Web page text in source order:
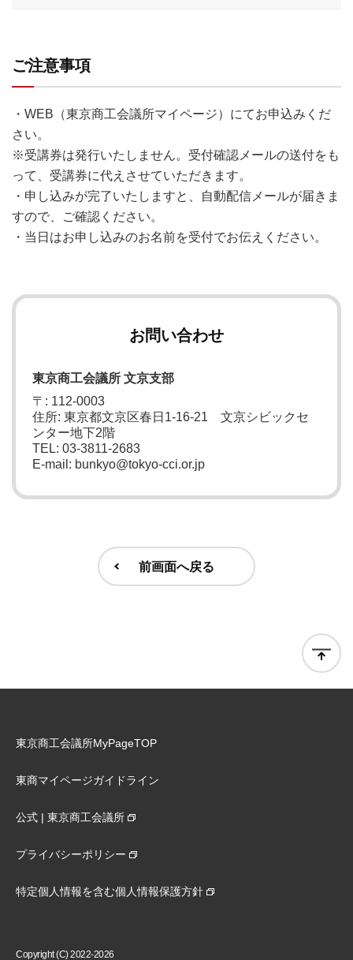
ご注意事項
・WEB（東京商工会議所マイページ）にてお申込みくだ
さい。
※受講券は発行いたしません。受付確認メールの送付をも
って、受講券に代えさせていただきます。
・申し込みが完了いたしますと、自動配信メールが届きま
すので、ご確認ください。
・当日はお申し込みのお名前を受付でお伝えください。
お問い合わせ
東京商工会議所 文京支部
〒: 112-0003
住所: 東京都文京区春日1-16-21 文京シビックセ
ンター地下2階
TEL: 03-3811-2683
E-mail: bunkyo@tokyo-cci.or.jp
前画面へ戻る
東京商工会議所MyPageTOP
東商マイページガイドライン
公式 | 東京商工会議所
プライバシーポリシー
特定個人情報を含む個人情報保護方針
Copyright (C) 2022-2026